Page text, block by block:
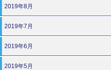
2019年8月
2019年7月
2019年6月
2019年5月